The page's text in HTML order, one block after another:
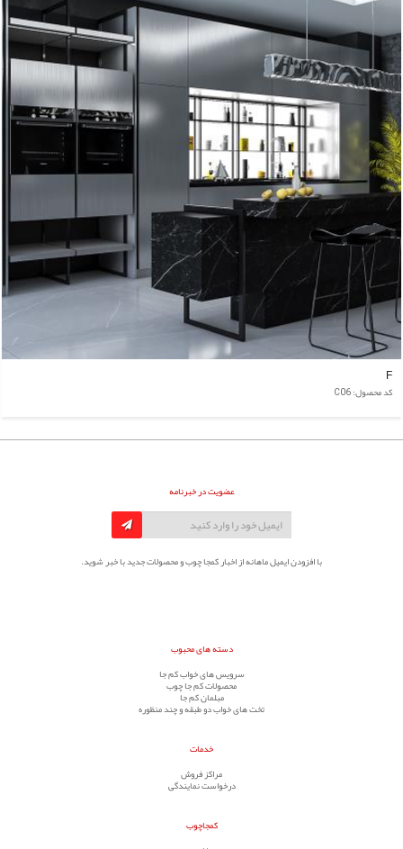
F
کد محصول: C06
عضویت در خبرنامه
با افزودن ایمیل ماهانه از اخبار کمجا چوب و محصولات جدید با خبر شوید.
دسته های محبوب
سرویس های خواب کم جا
محصولات کم جا چوب
مبلمان کم جا
تخت های خواب دو طبقه و چند منظوره
خدمات
مراکز فروش
درخواست نمایندگی
کمجاچوب